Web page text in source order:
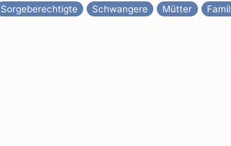
Sorgeberechtigte Schwangere Mütter